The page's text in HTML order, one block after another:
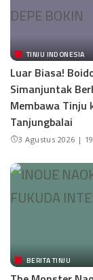
TINJU INDONESIA
Luar Biasa!
Simanjuntak
Membawa Tinju
Tanjungbalai
3 Agustus 2026 |
BERITA TINJU